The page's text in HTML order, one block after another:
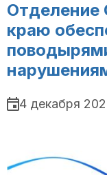
Отделение
краю
4 декабря